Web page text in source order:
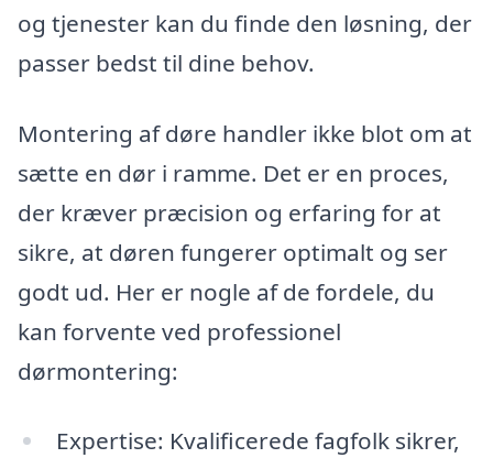
og tjenester kan du finde den løsning, der
passer bedst til dine behov.
Montering af døre handler ikke blot om at
sætte en dør i ramme. Det er en proces,
der kræver præcision og erfaring for at
sikre, at døren fungerer optimalt og ser
godt ud. Her er nogle af de fordele, du
kan forvente ved professionel
dørmontering:
Expertise: Kvalificerede fagfolk sikrer,